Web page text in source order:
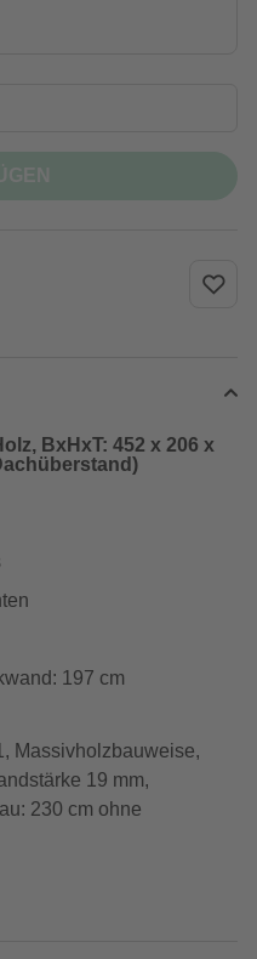
BxHxT: 452 x 206 x
197 cm
Massivholzbauweise,
19 mm,
230 cm ohne